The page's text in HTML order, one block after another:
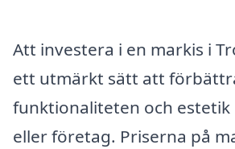
Att investera i en markis i
ett utmärkt sätt att
funktionaliteten och estetik
eller företag. Priserna på